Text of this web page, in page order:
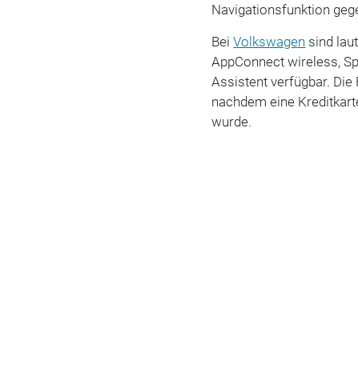
Navigationsfunktion
BeiVolkswagen sind
AppConnect wireless,
Assistent verfügbar.
nachdem eine
wurde.